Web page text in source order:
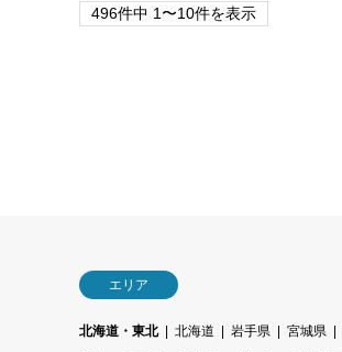
496件中 1〜10件を表示
エリア
北海道・東北 北海道 岩手県 宮城県